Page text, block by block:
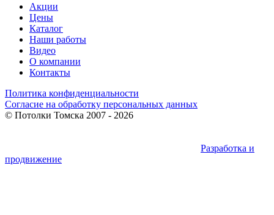
Акции
Цены
Каталог
Наши работы
Видео
О компании
Контакты
Политика конфиденциальности
Согласие на обработку персональных данных
© Потолки Томска 2007 - 2026
Разработка и
продвижение